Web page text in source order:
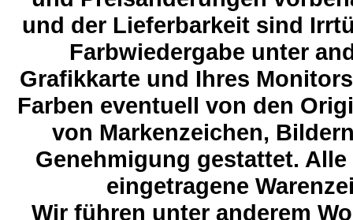
und der Lieferbarkeit sind
Farbwiedergabe unter
Grafikkarte und Ihres
Farben eventuell von den
von Markenzeichen,
Genehmigung gestattet.
eingetragene
Wir führen unter anderem